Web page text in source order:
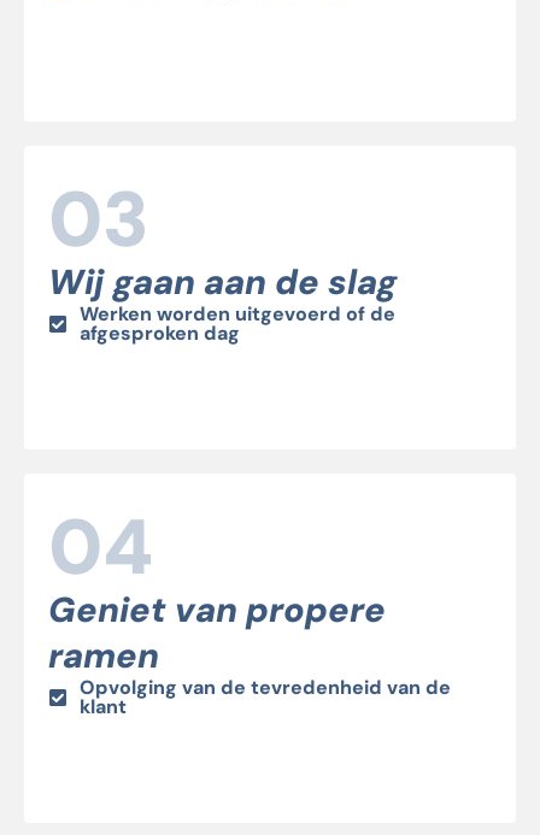
03
Wij gaan aan de slag
Werken worden uitgevoerd of de
afgesproken dag
04
Geniet van propere
ramen
Opvolging van de tevredenheid van de
klant